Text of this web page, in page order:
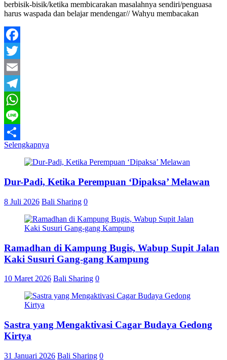
berbisik-bisik/ketika membicarakan masalahnya sendiri/penguasa
harus waspada dan belajar mendengar// Wahyu membacakan
Facebook
Twitter
Email
Telegram
WhatsApp
Line
Share
Selengkapnya
Dur-Padi, Ketika Perempuan ‘Dipaksa’ Melawan
8 Juli 2026 Bali Sharing 0
Ramadhan di Kampung Bugis, Wabup Supit Jalan
Kaki Susuri Gang-gang Kampung
10 Maret 2026 Bali Sharing 0
Sastra yang Mengaktivasi Cagar Budaya Gedong
Kirtya
31 Januari 2026 Bali Sharing 0